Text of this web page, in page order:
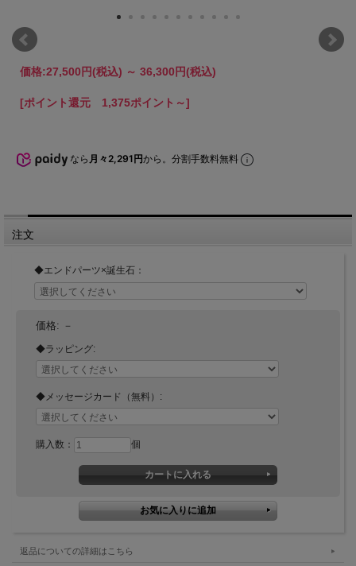
価格:27,500円(税込) ～ 36,300円(税込)
[ポイント還元 1,375ポイント～]
なら 月々2,291円から。分割手数料無料
注文
◆エンドパーツ×誕生石：
価格: －
◆ラッピング:
◆メッセージカード（無料）:
購入数： 個
返品についての詳細はこちら